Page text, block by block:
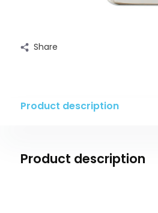
Share
Product description
Product description